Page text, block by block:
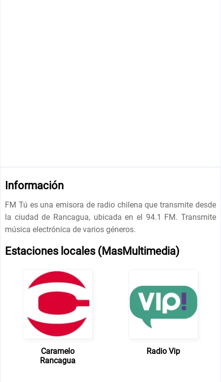
Información
FM Tú es una emisora ​​de radio chilena que transmite desde
la ciudad de Rancagua, ubicada en el 94.1 FM. Transmite
música electrónica de varios géneros.
Estaciones locales (MasMultimedia)
Caramelo
Rancagua
Radio Vip